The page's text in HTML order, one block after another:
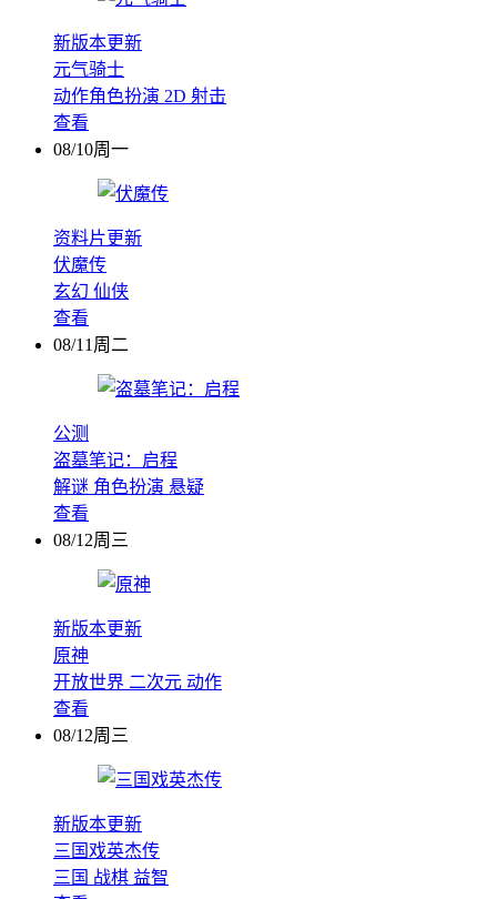
新版本更新
元气骑士
动作角色扮演 2D 射击
查看
08/10周一
资料片更新
伏魔传
玄幻 仙侠
查看
08/11周二
公测
盗墓笔记：启程
解谜 角色扮演 悬疑
查看
08/12周三
新版本更新
原神
开放世界 二次元 动作
查看
08/12周三
新版本更新
三国戏英杰传
三国 战棋 益智